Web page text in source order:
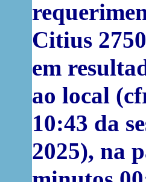
Citius
em
ao local
10:43 da
2025), na